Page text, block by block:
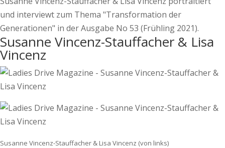
und interviewt zum Thema "Transformation der
Generationen" in der Ausgabe No 53 (Frühling 2021).
Susanne Vincenz-Stauffacher & Lisa
Vincenz
Susanne Vincenz-Stauffacher & Lisa Vincenz (von links)